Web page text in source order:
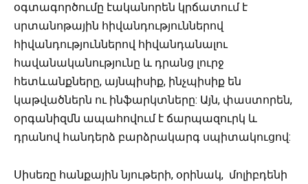
օգտագործումը էականորեն կրճատում է
սրտանոթային հիվանդություններով
հիվանդություններով հիվանդանալու
հավանականությունը և դրանց լուրջ
հետևանքները, այնպիսիք, ինչպիսիք են
կաթվածներն ու ինֆարկտները: Այն, փաստորեն,
օրգանիզմն ապահովում է ճարպազուրկ և
դրանով հանդերձ բարձրակարգ սպիտակուցով:
Սիսեռը հանքային նյութերի, օրինակ, մոլիբդենի